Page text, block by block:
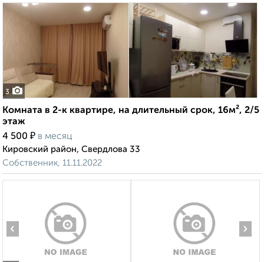
3
Комната в 2-к квартире, на длительный срок, 16м², 2/5
этаж
4 500 ₽ в месяц
Кировский район, Свердлова 33
Собственник, 11.11.2022
‹ ›